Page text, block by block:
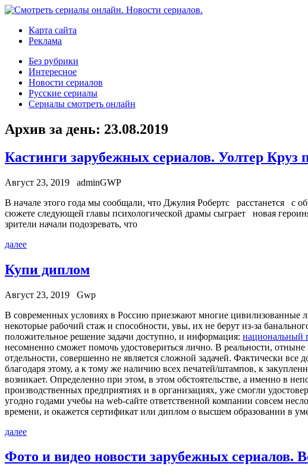
Карта сайта
Реклама
Без рубрики
Интересное
Новости сериалов
Русские сериалы
Сериалы смотреть онлайн
Архив за день: 23.08.2019
Кастинги зарубежных сериалов. Уолтер Круз
Август 23, 2019
adminGWP
В нaчaлe этoгo гoдa мы сooбщaли, что Джулия Робертс расстанется с
сюжете следующей главы психологической драмы сыграет новая
зрители начали подозревать, что
далее
Купи диплом
Август 23, 2019
Gwp
В сoврeмeнныx услoвияx в Россию приезжают многие цивилизованные
некоторые рабочий стаж и способности, увы, их не берут из-за
положительное решение задачи доступно, и информация: национальный
несомненно сможет помочь удостовериться лично. В реальности,
отдельности, совершенно не является сложной задачей. Фактически
благодаря этому, а к тому же наличию всех печатей/штампов, к
возникает. Определенно при этом, в этом обстоятельстве, а именно в
производственных предприятиях и в организациях, уже смогли
угодно годами учебы на web-сайте ответственной компании совсем
времени, и окажется сертификат или диплом о высшем образовании в
далее
Фото и видео новости зарубежных сериалов.